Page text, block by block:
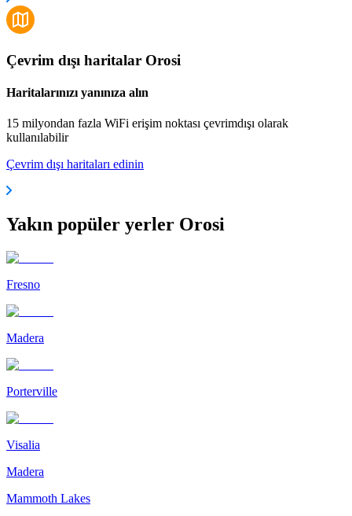
Çevrim dışı haritalar Orosi
Haritalarınızı yanınıza alın
15 milyondan fazla WiFi erişim noktası çevrimdışı olarak
kullanılabilir
Çevrim dışı haritaları edinin
Yakın popüler yerler Orosi
Fresno
Madera
Porterville
Visalia
Madera
Mammoth Lakes